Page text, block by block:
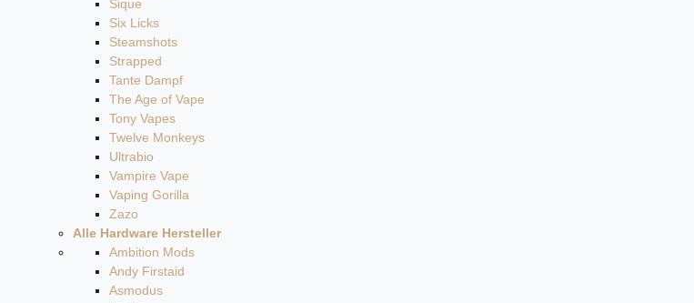
Sique
Six Licks
Steamshots
Strapped
Tante Dampf
The Age of Vape
Tony Vapes
Twelve Monkeys
Ultrabio
Vampire Vape
Vaping Gorilla
Zazo
Alle Hardware Hersteller
Ambition Mods
Andy Firstaid
Asmodus